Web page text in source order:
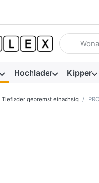
Geben Sie
Hochlader Kipper
Tieflader gebremst einachsig